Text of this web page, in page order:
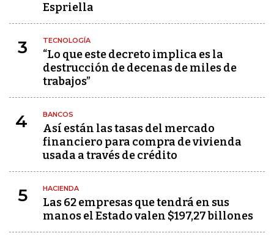
Espriella
3 TECNOLOGÍA
“Lo que este decreto implica es la
destrucción de decenas de miles de
trabajos”
4 BANCOS
Así están las tasas del mercado
financiero para compra de vivienda
usada a través de crédito
5 HACIENDA
Las 62 empresas que tendrá en sus
manos el Estado valen $197,27 billones